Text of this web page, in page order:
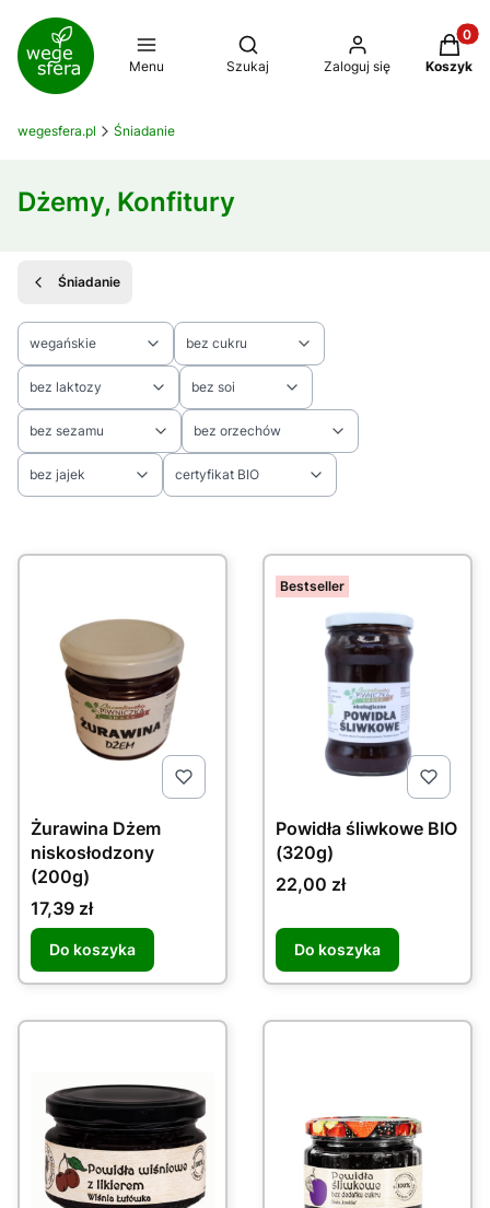
Menu
Otwórz wyszukiwarkę
Szukaj Zaloguj się Koszyk
wegesfera.pl Śniadanie
Dżemy, Konfitury
Śniadanie
wegańskie bez cukru
bez laktozy bez soi
bez sezamu bez orzechów
bez jajek certyfikat BIO
Żurawina Dżem
niskosłodzony
(200g)
Cena
17,39 zł
Do koszyka
Bestseller
Powidła śliwkowe BIO
(320g)
Cena
22,00 zł
Do koszyka